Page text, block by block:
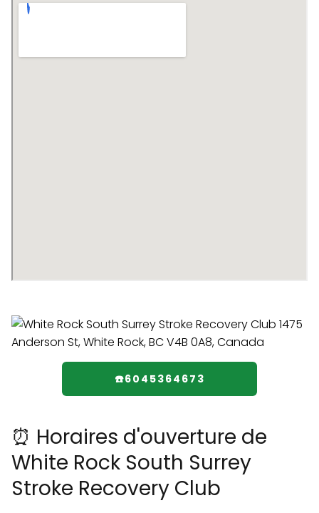
☎️6045364673
⏰ Horaires d'ouverture de
White Rock South Surrey
Stroke Recovery Club